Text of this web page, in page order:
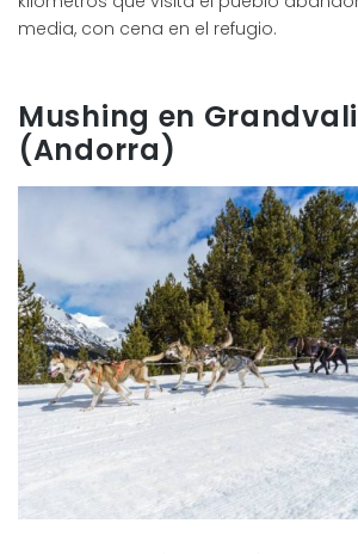
media, con cena en el refugio.
Mushing en
(Andorra)